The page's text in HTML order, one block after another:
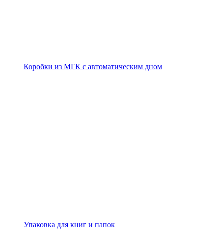
Коробки из МГК с автоматическим дном
Упаковка для книг и папок